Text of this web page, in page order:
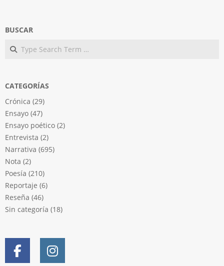
BUSCAR
Search
CATEGORÍAS
Crónica (29)
Ensayo (47)
Ensayo poético (2)
Entrevista (2)
Narrativa (695)
Nota (2)
Poesía (210)
Reportaje (6)
Reseña (46)
Sin categoría (18)